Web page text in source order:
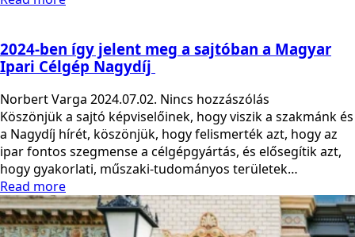
2024-ben így jelent meg a sajtóban a Magyar
Ipari Célgép Nagydíj
Norbert Varga 2024.07.02. Nincs hozzászólás
Köszönjük a sajtó képviselőinek, hogy viszik a szakmánk és
a Nagydíj hírét, köszönjük, hogy felismerték azt, hogy az
ipar fontos szegmense a célgépgyártás, és elősegítik azt,
hogy gyakorlati, műszaki-tudományos területek…
Read more